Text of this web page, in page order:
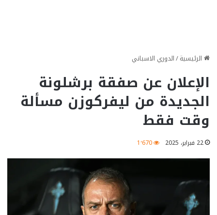
الرئيسية/الدوري الاسباني
الإعلان عن صفقة برشلونة
الجديدة من ليفركوزن مسألة
وقت فقط
22 فبراير، 2025 1٬670